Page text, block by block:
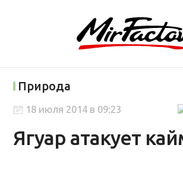
Природа
Ягуар атакует
18 июля 2014 в 09:23